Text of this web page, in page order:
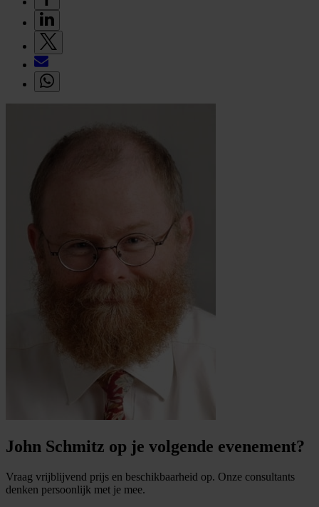
John Schmitz op je volgende evenement?
Vraag vrijblijvend prijs en beschikbaarheid op. Onze consultants
denken persoonlijk met je mee.